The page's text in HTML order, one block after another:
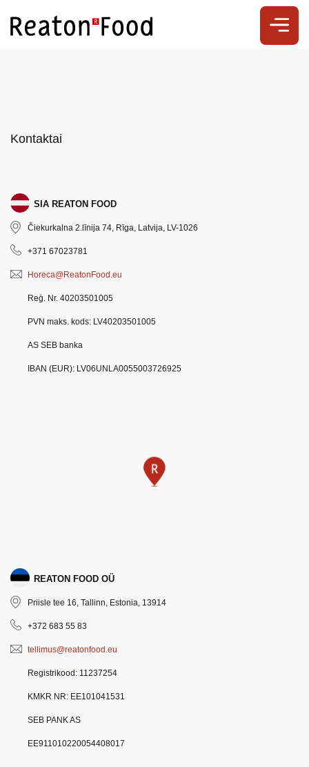
Kontaktai
SIA REATON FOOD
Čiekurkalna 2.līnija 74, Rīga, Latvija, LV-1026
+371 67023781
Horeca@ReatonFood.eu
Reģ. Nr. 40203501005
PVN maks. kods: LV40203501005
AS SEB banka
IBAN (EUR): LV06UNLA0055003726925
REATON FOOD OÜ
Priisle tee 16, Tallinn, Estonia, 13914
+372 683 55 83
tellimus@reatonfood.eu
Registrikood: 11237254
KMKR NR: EE101041531
SEB PANK AS
EE911010220054408017
Apie
Kontaktai
Privatumo
politika